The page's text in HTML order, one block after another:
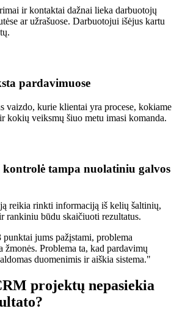
ir kontaktai dažnai lieka darbuotojų
ar užrašuose. Darbuotojui išėjus kartu
pardavimuose
vaizdo, kurie klientai yra procese, kokiame
kokių veiksmų šiuo metu imasi komanda.
tampa nuolatiniu galvos
reikia rinkti informaciją iš kelių šaltinių,
rankiniu būdu skaičiuoti rezultatus.
punktai jums pažįstami, problema
žmonės. Problema ta, kad pardavimų
duomenimis ir aiškia sistema."
projektų nepasiekia